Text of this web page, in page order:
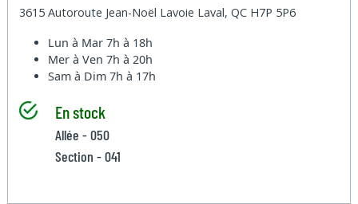
3615 Autoroute Jean-Noël Lavoie Laval, QC H7P 5P6
Lun à Mar7h à 18h
Mer à Ven7h à 20h
Sam à Dim7h à 17h
En stock
Allée - 050
Section - 041